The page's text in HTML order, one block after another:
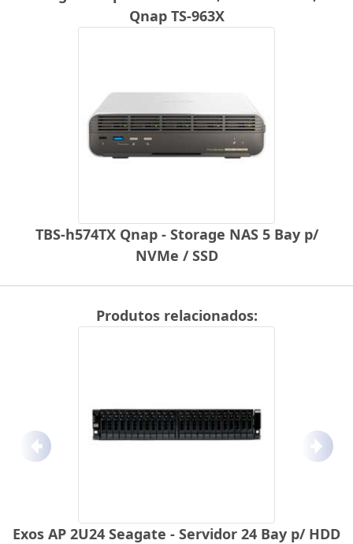
Qnap TS-963X
TBS-h574TX Qnap - Storage NAS 5 Bay p/
NVMe / SSD
Produtos relacionados:
Exos AP 2U24 Seagate - Servidor 24 Bay p/ HDD
Anterior